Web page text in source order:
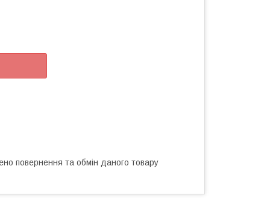
повернення та обмін даного товару